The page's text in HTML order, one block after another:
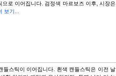
로 이어집니다. 검정색 마르보즈 이후, 시장은
보기...
스틱이 이어집니다. 흰색 캔들스틱은 이전 날